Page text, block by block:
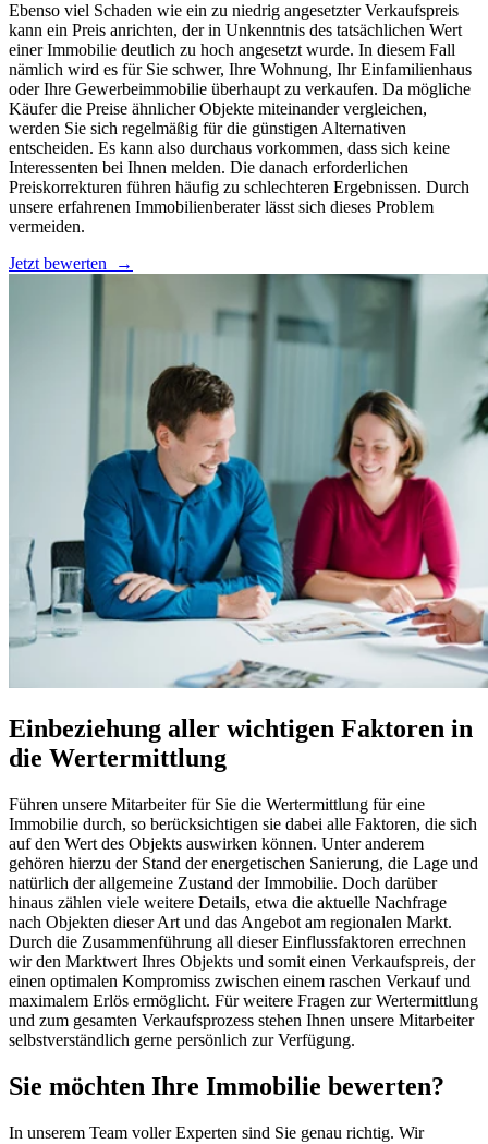
Ebenso viel Schaden wie ein zu niedrig angesetzter Verkaufspreis
kann ein Preis anrichten, der in Unkenntnis des tatsächlichen Wert
einer Immobilie deutlich zu hoch angesetzt wurde. In diesem Fall
nämlich wird es für Sie schwer, Ihre Wohnung, Ihr Einfamilienhaus
oder Ihre Gewerbeimmobilie überhaupt zu verkaufen. Da mögliche
Käufer die Preise ähnlicher Objekte miteinander vergleichen,
werden Sie sich regelmäßig für die günstigen Alternativen
entscheiden. Es kann also durchaus vorkommen, dass sich keine
Interessenten bei Ihnen melden. Die danach erforderlichen
Preiskorrekturen führen häufig zu schlechteren Ergebnissen. Durch
unsere erfahrenen Immobilienberater lässt sich dieses Problem
vermeiden.
Jetzt bewerten
→
Einbeziehung aller wichtigen Faktoren in
die Wertermittlung
Führen unsere Mitarbeiter für Sie die Wertermittlung für eine
Immobilie durch, so berücksichtigen sie dabei alle Faktoren, die sich
auf den Wert des Objekts auswirken können. Unter anderem
gehören hierzu der Stand der energetischen Sanierung, die Lage und
natürlich der allgemeine Zustand der Immobilie. Doch darüber
hinaus zählen viele weitere Details, etwa die aktuelle Nachfrage
nach Objekten dieser Art und das Angebot am regionalen Markt.
Durch die Zusammenführung all dieser Einflussfaktoren errechnen
wir den Marktwert Ihres Objekts und somit einen Verkaufspreis, der
einen optimalen Kompromiss zwischen einem raschen Verkauf und
maximalem Erlös ermöglicht. Für weitere Fragen zur Wertermittlung
und zum gesamten Verkaufsprozess stehen Ihnen unsere Mitarbeiter
selbstverständlich gerne persönlich zur Verfügung.
Sie möchten Ihre Immobilie bewerten?
In unserem Team voller Experten sind Sie genau richtig. Wir